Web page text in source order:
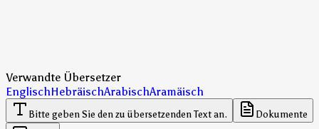
Verwandte Übersetzer
EnglischHebräischArabischAramäisch
Bitte geben Sie den zu übersetzenden Text an.
Dokumente